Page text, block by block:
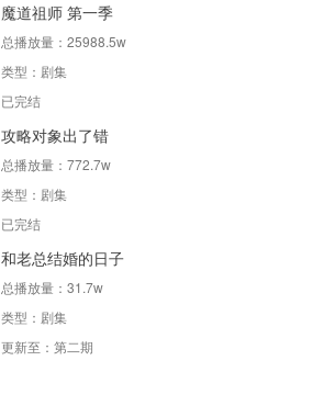
魔道祖师 第一季
总播放量： 25988.5w
类型： 剧集
已完结
攻略对象出了错
总播放量： 772.7w
类型： 剧集
已完结
和老总结婚的日子
总播放量： 31.7w
类型： 剧集
更新至：第二期